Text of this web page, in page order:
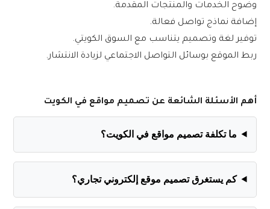
وضوح الخدمات والمنتجات المقدمة.
إضافة نماذج تواصل فعالة.
توفير لغة وتصميم يتناسب مع السوق الكويتي.
ربط الموقع بوسائل التواصل الاجتماعي لزيادة الانتشار.
أهم الأسئلة الشائعة عن تصميم مواقع في الكويت
ما تكلفة تصميم مواقع في الكويت؟
كم يستغرق تصميم موقع إلكتروني تجاري؟